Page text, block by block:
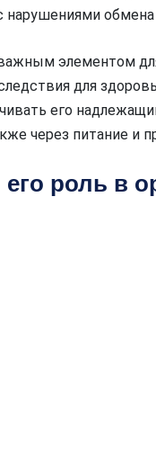
элементом
для
его
через питание и
роль в